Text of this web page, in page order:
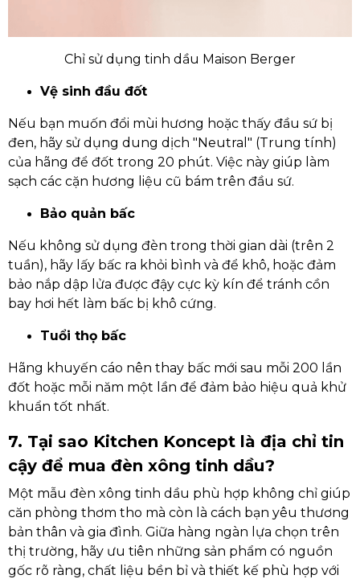
Chỉ sử dụng tinh dầu Maison Berger
Vệ sinh đầu đốt
Nếu bạn muốn đổi mùi hương hoặc thấy đầu sứ bị
đen, hãy sử dụng dung dịch "Neutral" (Trung tính)
của hãng để đốt trong 20 phút. Việc này giúp làm
sạch các cặn hương liệu cũ bám trên đầu sứ.
Bảo quản bấc
Nếu không sử dụng đèn trong thời gian dài (trên 2
tuần), hãy lấy bấc ra khỏi bình và để khô, hoặc đảm
bảo nắp dập lửa được đậy cực kỳ kín để tránh cồn
bay hơi hết làm bấc bị khô cứng.
Tuổi thọ bấc
Hãng khuyến cáo nên thay bấc mới sau mỗi 200 lần
đốt hoặc mỗi năm một lần để đảm bảo hiệu quả khử
khuẩn tốt nhất.
7. Tại sao Kitchen Koncept là địa chỉ tin
cậy để mua đèn xông tinh dầu?
Một mẫu đèn xông tinh dầu phù hợp không chỉ giúp
căn phòng thơm tho mà còn là cách bạn yêu thương
bản thân và gia đình. Giữa hàng ngàn lựa chọn trên
thị trường, hãy ưu tiên những sản phẩm có nguồn
gốc rõ ràng, chất liệu bền bỉ và thiết kế phù hợp với